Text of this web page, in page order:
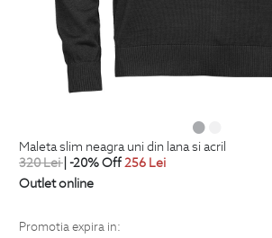
maleta slim neagra uni din lana si acril
320Lei| -20% Off256 Lei
Outlet online
Promotia expira in: